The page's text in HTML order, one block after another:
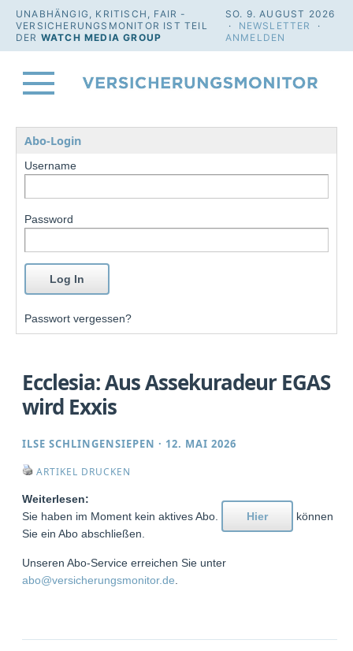
UNABHÄNGIG, KRITISCH, FAIR -
VERSICHERUNGSMONITOR IST TEIL
DER WATCH MEDIA GROUP
SO. 9. AUGUST 2026
· NEWSLETTER
·
ANMELDEN
Abo-Login
Username
Password
Passwort vergessen?
Ecclesia: Aus Assekuradeur EGAS
wird Exxis
ILSE SCHLINGENSIEPEN · 12. MAI 2026
ARTIKEL DRUCKEN
Weiterlesen:
Sie haben im Moment kein aktives Abo.
Hier
können
Sie ein Abo abschließen.
Unseren Abo-Service erreichen Sie unter
abo@versicherungsmonitor.de